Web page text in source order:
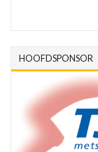
HOOFDSPONSOR